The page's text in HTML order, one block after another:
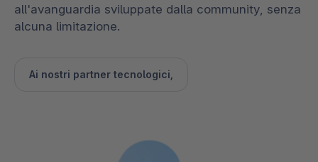
all'avanguardia sviluppate dalla community, senza
alcuna limitazione.
Ai nostri partner tecnologici,